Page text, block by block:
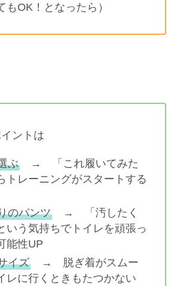
もOK！となったら）
ントは
ぶ→ 「これ履いてみた
トレーニングがスタートする
のパンツ→ 「汚したく
いう気持ちでトイレを頑張っ
能性UP
イズ→ 脱ぎ着がスムー
レに行くときもたつかない